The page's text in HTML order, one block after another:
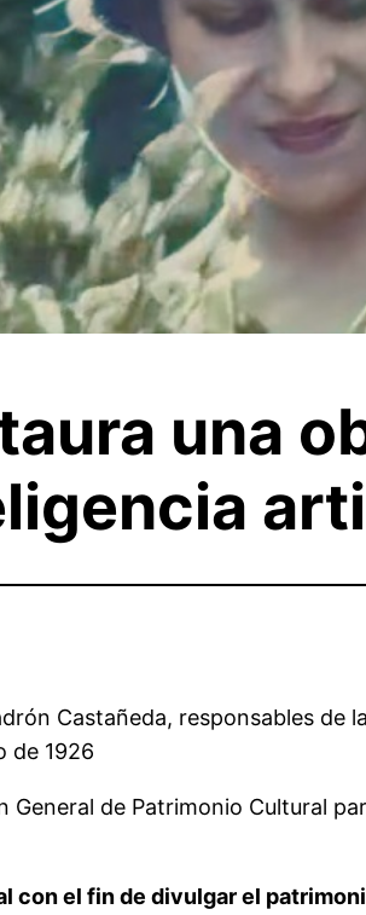
una
Castañeda, responsables
de 1926
General de Patrimonio Cultural
con el fin de divulgar el